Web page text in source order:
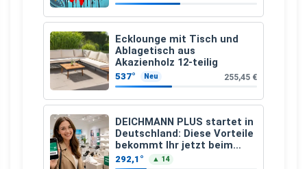
Ecklounge mit Tisch und
Ablagetisch aus
Akazienholz 12-teilig
537° Neu 255,45 €
DEICHMANN PLUS startet in
Deutschland: Diese Vorteile
bekommt Ihr jetzt beim
Schuhkauf
292,1° ▲ 14